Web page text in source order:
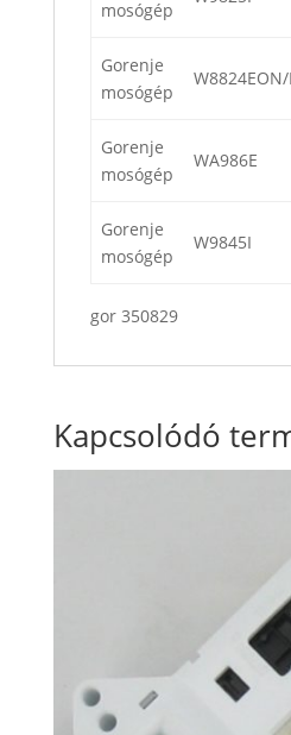
mosógép
Gorenje
mosógép
W8824EON/
Gorenje
mosógép
WA986E
Gorenje
mosógép
W9845I
gor 350829
Kapcsolódó